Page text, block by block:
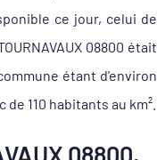
ce jour, celui de
08800 était
étant d'environ
110 habitants au km².
08800,